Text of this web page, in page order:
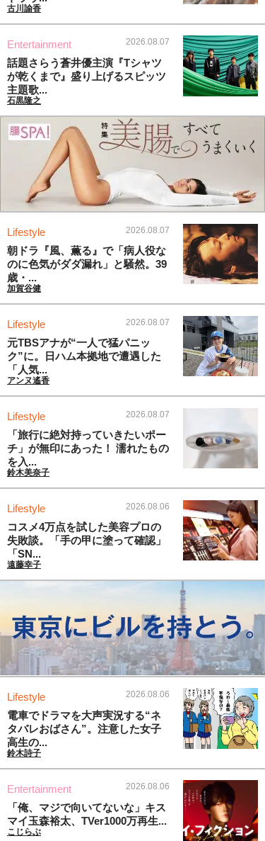
古川諭香
Entertainment 2026.08.07
話題さらう蒼井優主演『Tシャツ
が乾くまで』盛り上げるスピッツ
主題歌...
石黒隆之
Lifestyle 2026.08.07
朝ドラ『風、薫る』で「病人役な
のに色気がダダ漏れ」と騒然。39
歳・...
加賀谷健
Lifestyle 2026.08.07
元TBSアナが“一人で猛パニッ
ク”に。日ハム本拠地で遭遇した
「人気...
アンヌ遙香
Lifestyle 2026.08.07
「旅行に絶対持っていきたいポー
チ」が無印にあった！ 濡れたもの
を入...
鈴木美奈子
Lifestyle 2026.08.06
コスメ4万点を試した美容プロの
失敗談。「手の甲に塗って確認」
「SN...
遠藤幸子
Lifestyle 2026.08.06
電車でドラマを大声実況する“ネ
タバレおばさん”。注意した女子
高生の...
鈴木詩子
Entertainment 2026.08.06
「俺、マジで向いてないな」キス
マイ玉森裕太、TVer1000万再生...
こじらぶ